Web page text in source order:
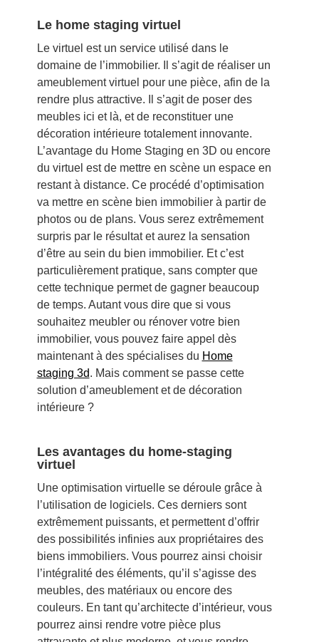
Le home staging virtuel
Le virtuel est un service utilisé dans le
domaine de l’immobilier. Il s’agit de réaliser un
ameublement virtuel pour une pièce, afin de la
rendre plus attractive. Il s’agit de poser des
meubles ici et là, et de reconstituer une
décoration intérieure totalement innovante.
L’avantage du Home Staging en 3D ou encore
du virtuel est de mettre en scène un espace en
restant à distance. Ce procédé d’optimisation
va mettre en scène bien immobilier à partir de
photos ou de plans. Vous serez extrêmement
surpris par le résultat et aurez la sensation
d’être au sein du bien immobilier. Et c’est
particulièrement pratique, sans compter que
cette technique permet de gagner beaucoup
de temps. Autant vous dire que si vous
souhaitez meubler ou rénover votre bien
immobilier, vous pouvez faire appel dès
maintenant à des spécialises du Home
staging 3d. Mais comment se passe cette
solution d’ameublement et de décoration
intérieure ?
Les avantages du home-staging
virtuel
Une optimisation virtuelle se déroule grâce à
l’utilisation de logiciels. Ces derniers sont
extrêmement puissants, et permettent d’offrir
des possibilités infinies aux propriétaires des
biens immobiliers. Vous pourrez ainsi choisir
l’intégralité des éléments, qu’il s’agisse des
meubles, des matériaux ou encore des
couleurs. En tant qu’architecte d’intérieur, vous
pourrez ainsi rendre votre pièce plus